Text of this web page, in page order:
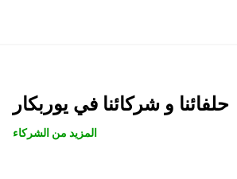
حلفائنا و شركائنا في يوربكار
المزيد من الشركاء